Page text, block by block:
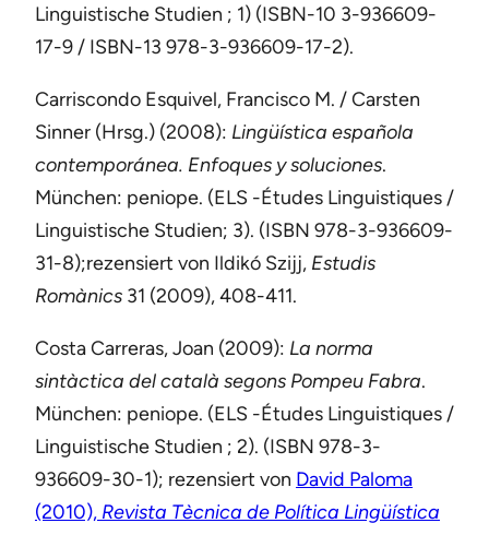
Linguistische Studien ; 1) (ISBN-10 3-936609-
17-9 / ISBN-13 978-3-936609-17-2).
Carriscondo Esquivel, Francisco M. / Carsten
Sinner (Hrsg.) (2008): Lingüística española
contemporánea. Enfoques y soluciones.
München: peniope. (ELS -Études Linguistiques /
Linguistische Studien; 3). (ISBN 978-3-936609-
31-8);rezensiert von Ildikó Szijj, Estudis
Romànics 31 (2009), 408-411.
Costa Carreras, Joan (2009): La norma
sintàctica del català segons Pompeu Fabra.
München: peniope. (ELS -Études Linguistiques /
Linguistische Studien ; 2). (ISBN 978-3-
936609-30-1); rezensiert von David Paloma
(2010), Revista Tècnica de Política Lingüística